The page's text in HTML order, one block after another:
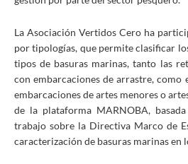
La Asociación Vertidos Cero ha
por tipologías, que permite clasificar
tipos de basuras marinas, tanto las
con embarcaciones de arrastre, como
embarcaciones de artes menores o
de la plataforma MARNOBA,
trabajo sobre la Directiva Marco de
caracterización de basuras marinas en